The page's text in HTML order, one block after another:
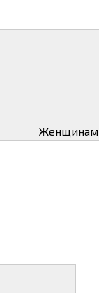
Женщинам